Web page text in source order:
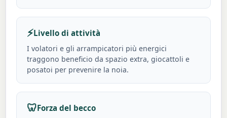
⚡Livello di attività
I volatori e gli arrampicatori più energici
traggono beneficio da spazio extra, giocattoli e
posatoi per prevenire la noia.
🦷Forza del becco